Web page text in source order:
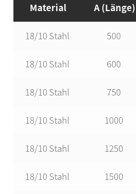
Material A (Länge)
18/10 Stahl 500
18/10 Stahl 600
18/10 Stahl 750
18/10 Stahl 1000
18/10 Stahl 1250
18/10 Stahl 1500